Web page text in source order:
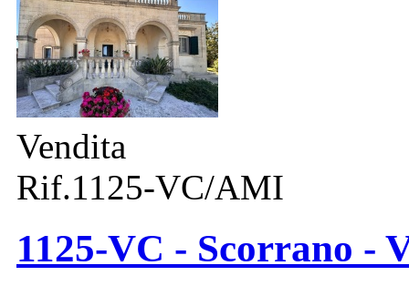
Vendita
Rif.1125-VC/AMI
1125-VC - Scorrano -